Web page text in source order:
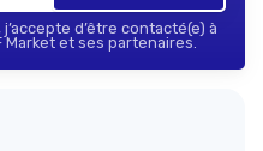
d’être contacté(e) à
Market et ses partenaires.